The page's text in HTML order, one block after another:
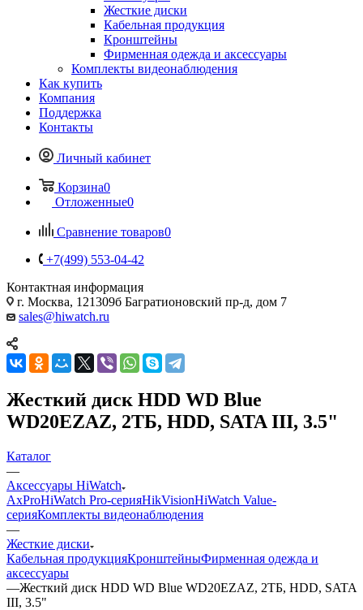
Жесткие диски
Кабельная продукция
Кронштейны
Фирменная одежда и аксессуары
Комплекты видеонаблюдения
Как купить
Компания
Поддержка
Контакты
Личный кабинет
Корзина0
Отложенные0
Сравнение товаров0
+7(499) 553-04-42
Контактная информация
г. Москва, 121309б Багратионовский пр-д, дом 7
sales@hiwatch.ru
Жесткий диск HDD WD Blue
WD20EZAZ, 2ТБ, HDD, SATA III, 3.5"
Каталог
—
Аксессуары HiWatch
AxProHiWatch Pro-серияHikVisionHiWatch Value-
серияКомплекты видеонаблюдения
—
Жесткие диски
Кабельная продукцияКронштейныФирменная одежда и
аксессуары
—Жесткий диск HDD WD Blue WD20EZAZ, 2ТБ, HDD, SATA
III, 3.5"